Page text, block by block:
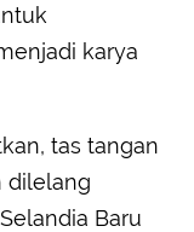
karya
tas tangan
dilelang
Baru